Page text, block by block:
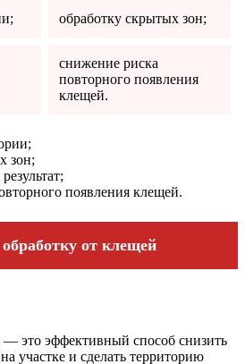
обработку скрытых зон;
снижение риска
повторного появления
клещей.
зон;
появления клещей.
обработку от клещей
— это эффективный способ снизить
участке и сделать территорию